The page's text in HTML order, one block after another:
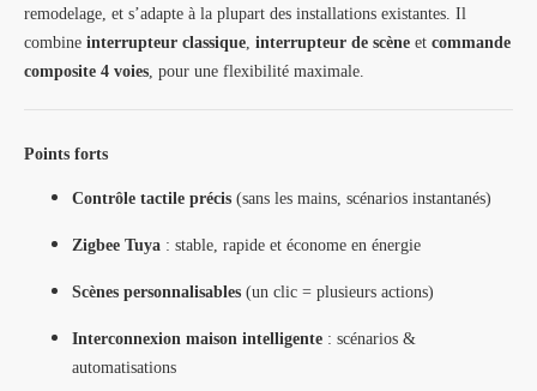
remodelage, et s’adapte à la plupart des installations existantes. Il
combine interrupteur classique, interrupteur de scène et commande
composite 4 voies, pour une flexibilité maximale.
Points forts
Contrôle tactile précis (sans les mains, scénarios instantanés)
Zigbee Tuya : stable, rapide et économe en énergie
Scènes personnalisables (un clic = plusieurs actions)
Interconnexion maison intelligente : scénarios &
automatisations